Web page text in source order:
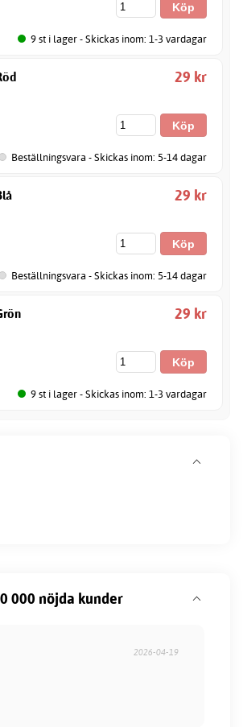
9 st i lager - Skickas inom: 1-3 vardagar
29 kr
Beställningsvara - Skickas inom: 5-14 dagar
29 kr
Beställningsvara - Skickas inom: 5-14 dagar
29 kr
9 st i lager - Skickas inom: 1-3 vardagar
000 nöjda kunder
2026-04-19